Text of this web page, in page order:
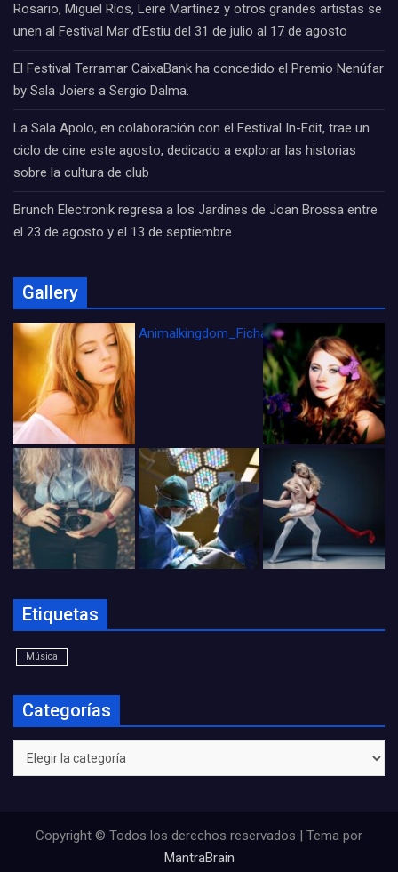
Rosario, Miguel Ríos, Leire Martínez y otros grandes artistas se
unen al Festival Mar d’Estiu del 31 de julio al 17 de agosto
El Festival Terramar CaixaBank ha concedido el Premio Nenúfar
by Sala Joiers a Sergio Dalma.
La Sala Apolo, en colaboración con el Festival In-Edit, trae un
ciclo de cine este agosto, dedicado a explorar las historias
sobre la cultura de club
Brunch Electronik regresa a los Jardines de Joan Brossa entre
el 23 de agosto y el 13 de septiembre
Gallery
Animalkingdom_FichaCine
Etiquetas
Música
Categorías
Categorías
Copyright © Todos los derechos reservados | Tema por
MantraBrain